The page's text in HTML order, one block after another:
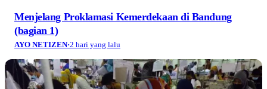
Menjelang Proklamasi Kemerdekaan di Bandung
(bagian 1)
AYO NETIZEN·2 hari yang lalu